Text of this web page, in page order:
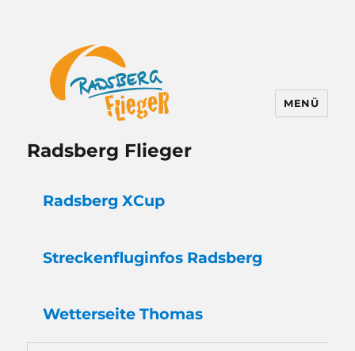
Radsberg Flieger
MENÜ
Radsberg XCup
Streckenfluginfos Radsberg
Wetterseite Thomas